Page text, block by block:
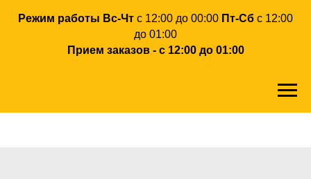
Режим работы Вс-Чт с 12:00 до 00:00 Пт-Сб с 12:00
до 01:00
Прием заказов - с 12:00 до 01:00